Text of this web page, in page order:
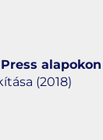
alapokon
(2018)